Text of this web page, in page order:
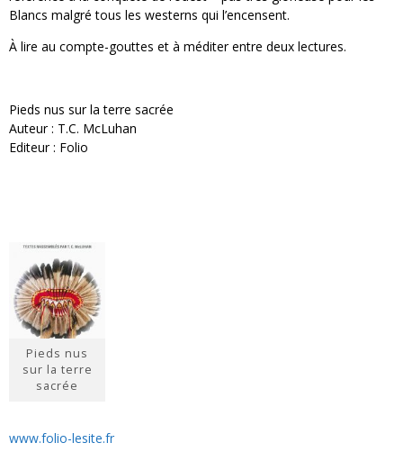
Blancs malgré tous les westerns qui l’encensent.
À lire au compte-gouttes et à méditer entre deux lectures.
Pieds nus sur la terre sacrée
Auteur : T.C. McLuhan
Editeur : Folio
Pieds nus
sur la terre
sacrée
www.folio-lesite.fr